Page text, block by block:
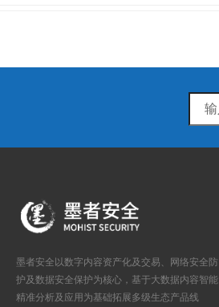
墨者安全以数字内容资产化及交易、网络安全防
护及数据安全保护为核心，基于大数据内容智能
精准分析及应用为基础拓展多级生态产品线